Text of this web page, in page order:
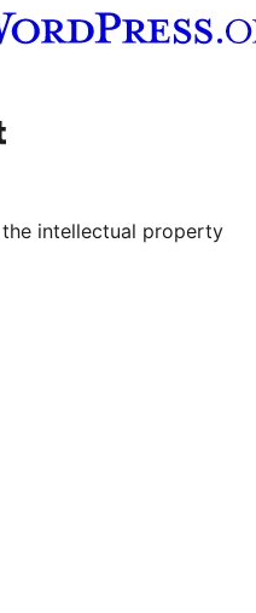
al YouTube
el nostre compte de Tumblr
intellectual property